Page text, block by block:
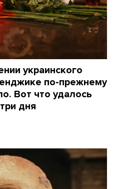
украинского
по-прежнему
Вот что удалось
дня